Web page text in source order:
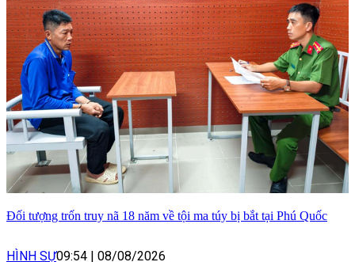
Đối tượng trốn truy nã 18 năm về tội ma túy bị bắt tại Phú Quốc
HÌNH SỰ09:54 08/08/2026